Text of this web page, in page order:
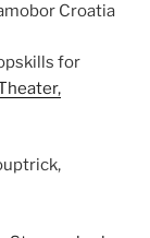
Croatia
for